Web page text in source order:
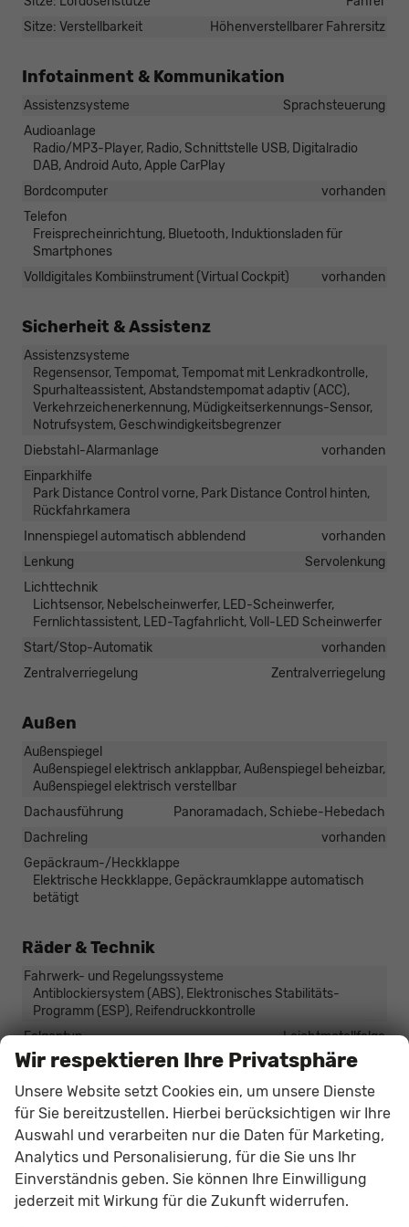
Sitze: Verstellbarkeit
Höhenverstellbarer Fahrersitz
Infotainment & Kommunikation
Assistenzsysteme
Sprachsteuerung
Audioanlage
Radio/MP3-Player, Radio, Schnittstelle USB, Digitalradio
DAB, Android Auto, Apple CarPlay
Bordcomputer
vorhanden
Telefon
Freisprecheinrichtung, Bluetooth, Induktionsladen für
Smartphones
Volldigitales Kombiinstrument (Virtual Cockpit)
vorhanden
Sicherheit & Assistenz
Assistenzsysteme
Regensensor, Tempomat, Tempomat mit Lenkradkontrolle,
Spurhalteassistent, Abstandstempomat adaptiv (ACC),
Verkehrzeichenerkennung, Müdigkeitserkennungs-Sensor,
Notrufsystem, Geschwindigkeitsbegrenzer
Diebstahl-Alarmanlage
vorhanden
Einparkhilfe
Park Distance Control vorne, Park Distance Control hinten,
Rückfahrkamera
Innenspiegel automatisch abblendend
vorhanden
Lenkung
Servolenkung
Lichttechnik
Lichtsensor, Nebelscheinwerfer, LED-Scheinwerfer,
Fernlichtassistent, LED-Tagfahrlicht, Voll-LED Scheinwerfer
Start/Stop-Automatik
vorhanden
Zentralverriegelung
Zentralverriegelung
Außen
Außenspiegel
Außenspiegel elektrisch anklappbar, Außenspiegel beheizbar,
Außenspiegel elektrisch verstellbar
Dachausführung
Panoramadach, Schiebe-Hebedach
Dachreling
vorhanden
Gepäckraum-/Heckklappe
Elektrische Heckklappe, Gepäckraumklappe automatisch
betätigt
Räder & Technik
Fahrwerk- und Regelungssysteme
Antiblockiersystem (ABS), Elektronisches Stabilitäts-
Programm (ESP), Reifendruckkontrolle
Felgentyp
Leichtmetallfelge
Sonstiges
Antriebsart
Verbrennungsmotor (ICE)
Anzahl Sitzplätze
5
Anzahl Türen
5-türig
Erstzulassung
01.05.2026
Wir respektieren Ihre Privatsphäre
Unsere Website setzt Cookies ein, um unsere Dienste
für Sie bereitzustellen. Hierbei berücksichtigen wir Ihre
Auswahl und verarbeiten nur die Daten für Marketing,
Analytics und Personalisierung, für die Sie uns Ihr
Einverständnis geben. Sie können Ihre Einwilligung
jederzeit mit Wirkung für die Zukunft widerrufen.